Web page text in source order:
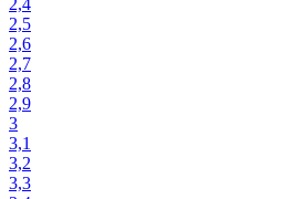
2,5
2,6
2,7
2,8
2,9
3
3,1
3,2
3,3